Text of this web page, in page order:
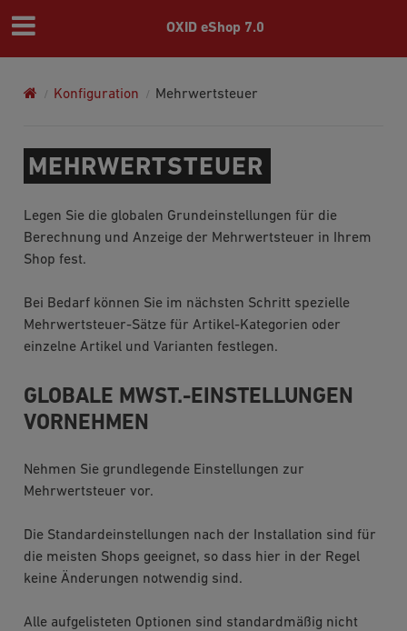
OXID eShop 7.0
Konfiguration Mehrwertsteuer
MEHRWERTSTEUER
Legen Sie die globalen Grundeinstellungen für die
Berechnung und Anzeige der Mehrwertsteuer in Ihrem
Shop fest.
Bei Bedarf können Sie im nächsten Schritt spezielle
Mehrwertsteuer-Sätze für Artikel-Kategorien oder
einzelne Artikel und Varianten festlegen.
GLOBALE MWST.-EINSTELLUNGEN
VORNEHMEN
Nehmen Sie grundlegende Einstellungen zur
Mehrwertsteuer vor.
Die Standardeinstellungen nach der Installation sind für
die meisten Shops geeignet, so dass hier in der Regel
keine Änderungen notwendig sind.
Alle aufgelisteten Optionen sind standardmäßig nicht